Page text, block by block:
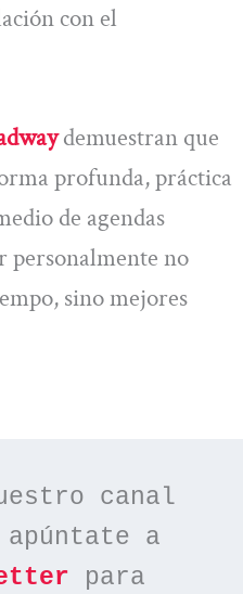
con el
demuestran que
profunda, práctica
de agendas
personalmente no
sino mejores
canal
a
para